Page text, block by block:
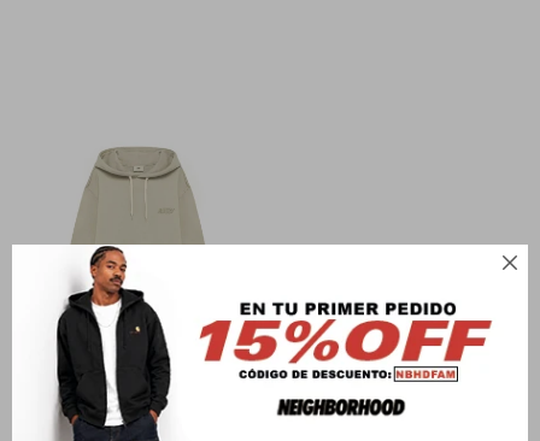
